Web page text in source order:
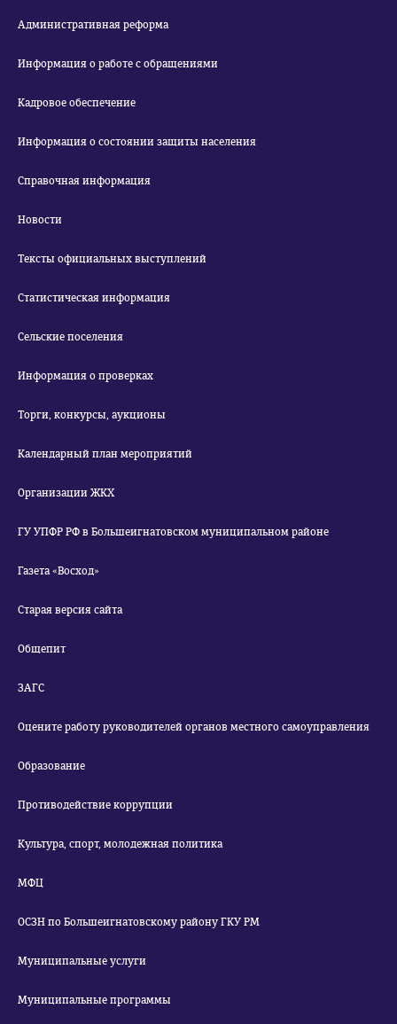
Административная реформа
Информация о работе с обращениями
Кадровое обеспечение
Информация о состоянии защиты населения
Справочная информация
Новости
Тексты официальных выступлений
Статистическая информация
Сельские поселения
Информация о проверках
Торги, конкурсы, аукционы
Календарный план мероприятий
Организации ЖКХ
ГУ УПФР РФ в Большеигнатовском муниципальном районе
Газета «Восход»
Старая версия сайта
Общепит
ЗАГС
Оцените работу руководителей органов местного самоуправления
Образование
Противодействие коррупции
Культура, спорт, молодежная политика
МФЦ
ОСЗН по Большеигнатовскому району ГКУ РМ
Муниципальные услуги
Муниципальные программы